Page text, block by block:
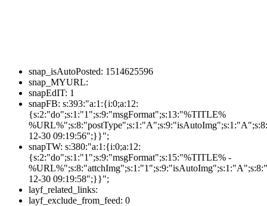
snap_isAutoPosted: 1514625596
snap_MYURL:
snapEdIT: 1
snapFB: s:393:"a:1:{i:0;a:12:
{s:2:"do";s:1:"1";s:9:"msgFormat";s:13:"%TITLE%
12-30 09:19:56";}}";
snapTW: s:380:"a:1:{i:0;a:12:
{s:2:"do";s:1:"1";s:9:"msgFormat";s:15:"%TITLE% -
12-30 09:19:58";}}";
layf_related_links:
layf_exclude_from_feed: 0